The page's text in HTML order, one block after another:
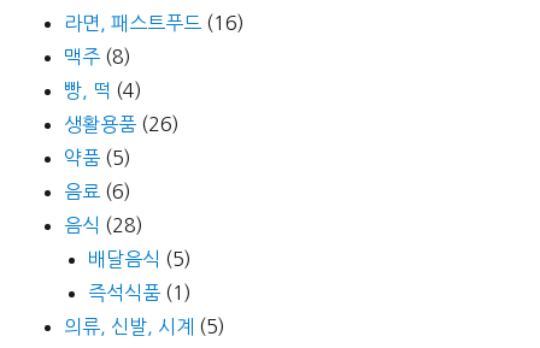
라면, 패스트푸드 (16)
맥주 (8)
빵, 떡 (4)
생활용품 (26)
약품 (5)
음료 (6)
음식 (28)
배달음식 (5)
즉석식품 (1)
의류, 신발, 시계 (5)